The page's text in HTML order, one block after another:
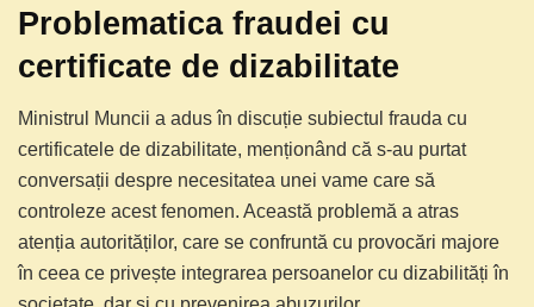
Problematica fraudei cu
certificate de dizabilitate
Ministrul Muncii a adus în discuție subiectul frauda cu
certificatele de dizabilitate, menționând că s-au purtat
conversații despre necesitatea unei vame care să
controleze acest fenomen. Această problemă a atras
atenția autorităților, care se confruntă cu provocări majore
în ceea ce privește integrarea persoanelor cu dizabilități în